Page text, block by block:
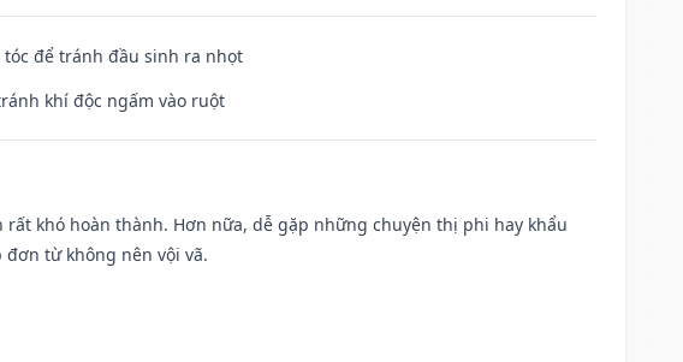
tóc để tránh đầu sinh ra nhọt
khí độc ngấm vào ruột
khó hoàn thành. Hơn nữa, dễ gặp những chuyện thị phi hay khẩu
từ không nên vội vã.